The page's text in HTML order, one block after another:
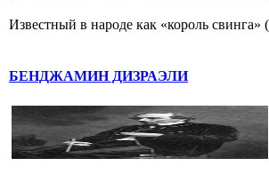
Известный в народе как «король
БЕНДЖАМИН ДИЗРАЭЛИ